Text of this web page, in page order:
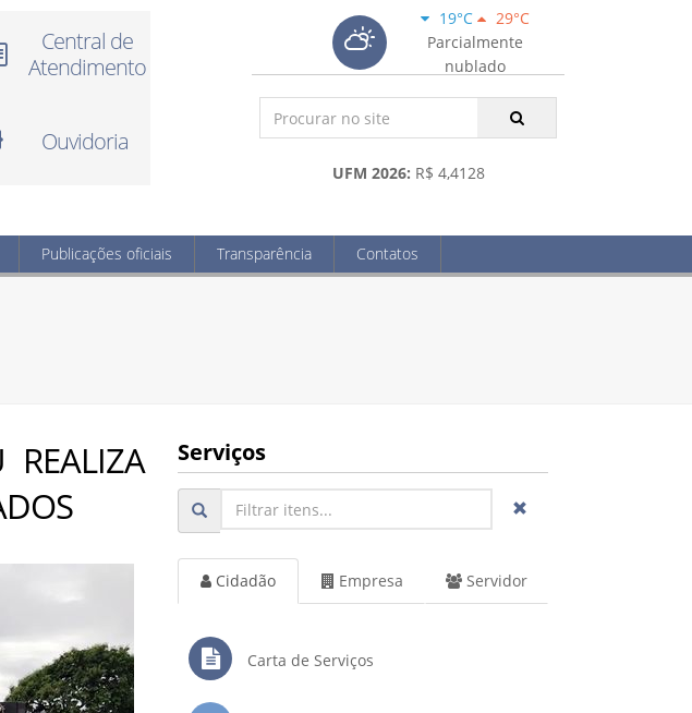
Central de
Atendimento
Ouvidoria
19°C
29°C
Parcialmente
nublado
UFM 2026: R$ 4,4128
Publicações oficiais Transparência Contatos
REALIZA
Serviços
Cidadão Empresa Servidor
Carta de Serviços